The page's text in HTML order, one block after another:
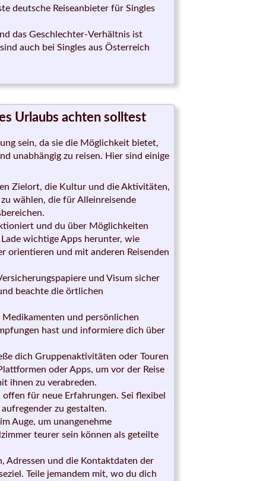
deutsche Reiseanbieter für Singles
das Geschlechter-Verhältnis ist
auch bei Singles aus Österreich
Urlaubs achten solltest
sein, da sie die Möglichkeit bietet,
unabhängig zu reisen. Hier sind einige
Zielort, die Kultur und die Aktivitäten,
wählen, die für Alleinreisende
und du über Möglichkeiten
wichtige Apps herunter, wie
orientieren und mit anderen Reisenden
und Visum sicher
beachte die örtlichen
und persönlichen
hast und informiere dich über
dich Gruppenaktivitäten oder Touren
oder Apps, um vor der Reise
ihnen zu verabreden.
für neue Erfahrungen. Sei flexibel
zu gestalten.
Auge, um unangenehme
teurer sein können als geteilte
und die Kontaktdaten der
Teile jemandem mit, wo du dich